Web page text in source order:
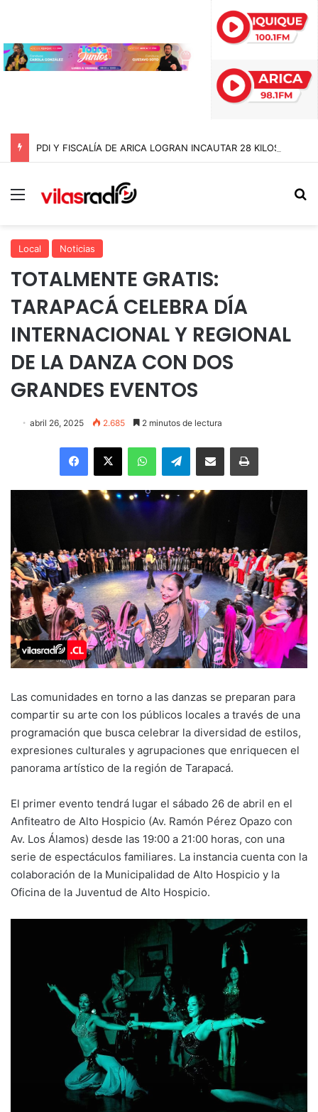
Menú
Local Noticias
TOTALMENTE GRATIS:
TARAPACÁ CELEBRA DÍA
INTERNACIONAL Y REGIONAL
DE LA DANZA CON DOS
GRANDES EVENTOS
abril 26, 2025 2.685 2 minutos de lectura
Facebook
X WhatsAppTelegramEnviar vía email Imprimir
Las comunidades en torno a las danzas se preparan para
compartir su arte con los públicos locales a través de una
programación que busca celebrar la diversidad de estilos,
expresiones culturales y agrupaciones que enriquecen el
panorama artístico de la región de Tarapacá.
El primer evento tendrá lugar el sábado 26 de abril en el
Anfiteatro de Alto Hospicio (Av. Ramón Pérez Opazo con
Av. Los Álamos) desde las 19:00 a 21:00 horas, con una
serie de espectáculos familiares. La instancia cuenta con la
colaboración de la Municipalidad de Alto Hospicio y la
Oficina de la Juventud de Alto Hospicio.